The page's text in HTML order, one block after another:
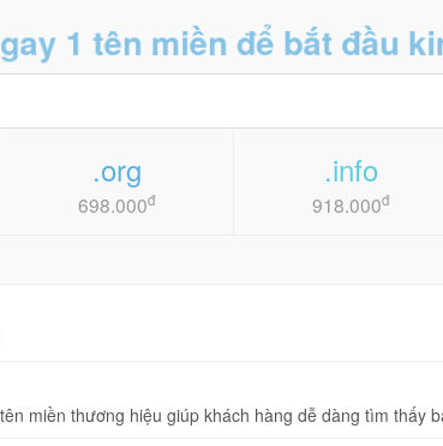
1 tên miền để bắt đầu
.org
698.000đ
.info
918.000đ
miền thương hiệu giúp khách hàng dễ dàng tìm thấy